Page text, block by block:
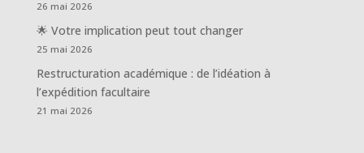
26 mai 2026
🌟 Votre implication peut tout changer
25 mai 2026
Restructuration académique : de l’idéation à
l’expédition facultaire
21 mai 2026